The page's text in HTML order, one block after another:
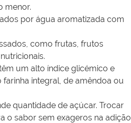
menor.
por água aromatizada com
como frutas, frutos
um alto índice glicémico e
integral, de amêndoa ou
quantidade de açúcar. Trocar
o sabor sem exageros na adição